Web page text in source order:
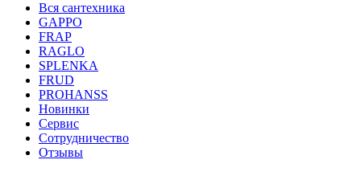
Вся сантехника
GAPPO
FRAP
RAGLO
SPLENKA
FRUD
PROHANSS
Новинки
Сервис
Сотрудничество
Отзывы